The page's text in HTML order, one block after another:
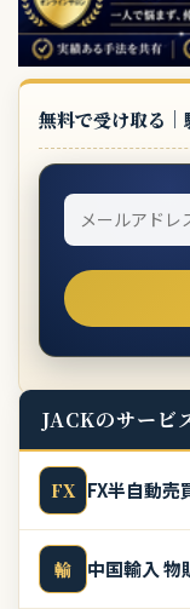
無料で受け取る
JACKのサービ
FX FX半自動売
輸 中国輸入 物